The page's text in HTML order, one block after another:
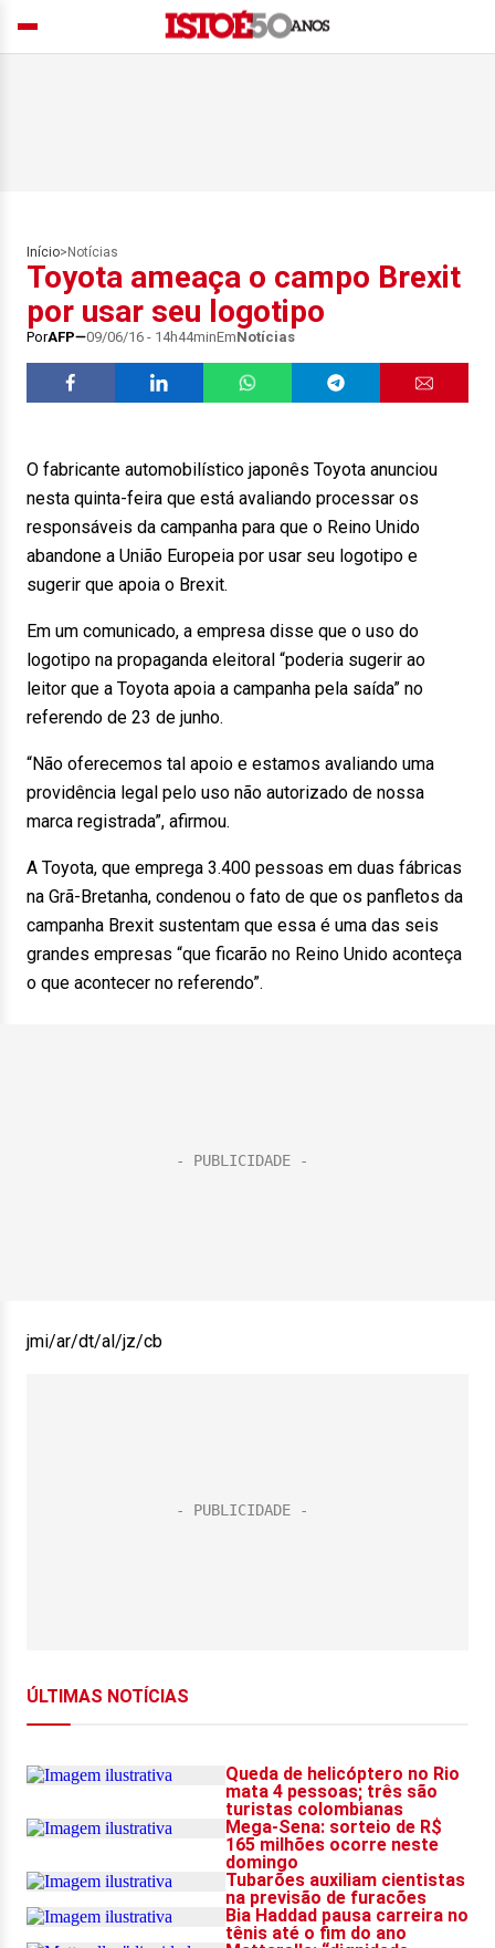
Início> Notícias
Toyota ameaça o campo Brexit
por usar seu logotipo
PorAFP 09/06/16 - 14h44minEmNotícias
O fabricante automobilístico japonês Toyota anunciou
nesta quinta-feira que está avaliando processar os
responsáveis da campanha para que o Reino Unido
abandone a União Europeia por usar seu logotipo e
sugerir que apoia o Brexit.
Em um comunicado, a empresa disse que o uso do
logotipo na propaganda eleitoral “poderia sugerir ao
leitor que a Toyota apoia a campanha pela saída” no
referendo de 23 de junho.
“Não oferecemos tal apoio e estamos avaliando uma
providência legal pelo uso não autorizado de nossa
marca registrada”, afirmou.
A Toyota, que emprega 3.400 pessoas em duas fábricas
na Grã-Bretanha, condenou o fato de que os panfletos da
campanha Brexit sustentam que essa é uma das seis
grandes empresas “que ficarão no Reino Unido aconteça
o que acontecer no referendo”.
jmi/ar/dt/al/jz/cb